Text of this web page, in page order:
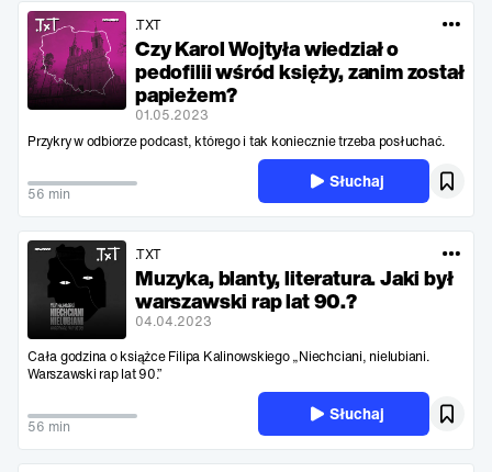
.TXT
Czy Karol Wojtyła wiedział o
pedofilii wśród księży, zanim został
papieżem?
01.05.2023
Przykry w odbiorze podcast, którego i tak koniecznie trzeba posłuchać.
56 min
Słuchaj
.TXT
Muzyka, blanty, literatura. Jaki był
warszawski rap lat 90.?
04.04.2023
Cała godzina o książce Filipa Kalinowskiego „Niechciani, nielubiani.
Warszawski rap lat 90.”
56 min
Słuchaj